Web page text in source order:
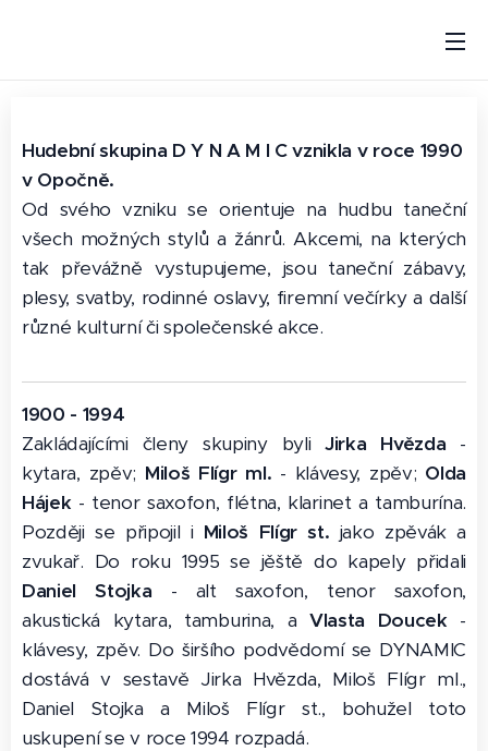
Hudební skupina D Y N A M I C vznikla v roce 1990
v Opočně.
Od svého vzniku se orientuje na hudbu taneční
všech možných stylů a žánrů. Akcemi, na kterých
tak převážně vystupujeme, jsou taneční zábavy,
plesy, svatby, rodinné oslavy, firemní večírky a další
různé kulturní či společenské akce.
1900 - 1994
Zakládajícími členy skupiny byliJirka Hvězda -
kytara, zpěv; Miloš Flígr ml. - klávesy, zpěv; Olda
Hájek - tenor saxofon, flétna, klarinet a tamburína.
Později se připojil i Miloš Flígr st. jako zpěvák a
zvukař. Do roku 1995 se jěště do kapely přidali
Daniel Stojka - alt saxofon, tenor saxofon,
akustická kytara, tamburina, a Vlasta Doucek -
klávesy, zpěv. Do širšího podvědomí se DYNAMIC
dostává v sestavě Jirka Hvězda, Miloš Flígr ml.,
Daniel Stojka a Miloš Flígr st., bohužel toto
uskupení se v roce 1994 rozpadá.